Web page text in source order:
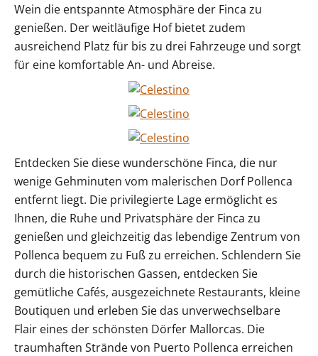
Wein die entspannte Atmosphäre der Finca zu
genießen. Der weitläufige Hof bietet zudem
ausreichend Platz für bis zu drei Fahrzeuge und sorgt
für eine komfortable An- und Abreise.
Entdecken Sie diese wunderschöne Finca, die nur
wenige Gehminuten vom malerischen Dorf Pollenca
entfernt liegt. Die privilegierte Lage ermöglicht es
Ihnen, die Ruhe und Privatsphäre der Finca zu
genießen und gleichzeitig das lebendige Zentrum von
Pollenca bequem zu Fuß zu erreichen. Schlendern Sie
durch die historischen Gassen, entdecken Sie
gemütliche Cafés, ausgezeichnete Restaurants, kleine
Boutiquen und erleben Sie das unverwechselbare
Flair eines der schönsten Dörfer Mallorcas. Die
traumhaften Strände von Puerto Pollenca erreichen